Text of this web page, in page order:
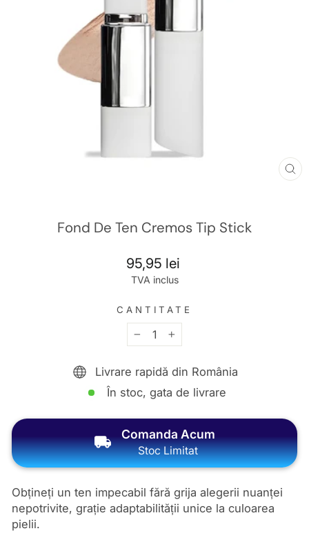
Fond De Ten Cremos Tip Stick
Preț
întreg
95,95 lei
TVA inclus
CANTITATE
− +
Livrare rapidă din România
În stoc, gata de livrare
Comanda Acum
Stoc Limitat
Obțineți un ten impecabil fără grija alegerii nuanței
nepotrivite, grație adaptabilității unice la culoarea
pielii.